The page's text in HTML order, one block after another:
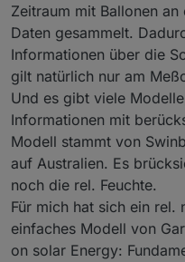
Zeitraum mit Ballonen
Daten gesammelt.
Informationen über die
gilt natürlich nur am
Und es gibt viele
Informationen mit
Modell stammt von
auf Australien. Es
noch die rel. Feuchte.
Für mich hat sich ein rel.
einfaches Modell von
on solar Energy: